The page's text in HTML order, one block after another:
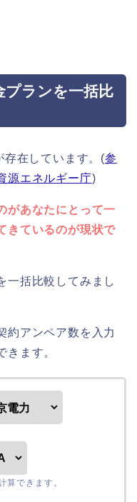
プランを一括比
在しています。(参
源エネルギー庁)
があなたにとって一
きているのが現状で
一括比較してみまし
約アンペア数を入力
きます。
できます。